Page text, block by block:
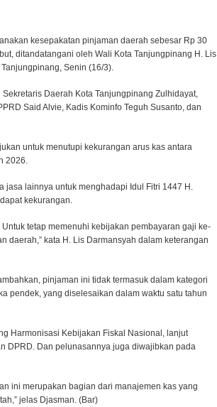
kesepakatan pinjaman daerah sebesar Rp 30
ditandatangani oleh Wali Kota Tanjungpinang H. Lis
Senin (16/3).
Daerah Kota Tanjungpinang Zulhidayat,
Said Alvie, Kadis Kominfo Teguh Susanto, dan
untuk menutupi kekurangan arus kas antara
2026.
jasa lainnya untuk menghadapi Idul Fitri 1447 H.
kekurangan.
tetap memenuhi kebijakan pembayaran gaji ke-
daerah,” kata H. Lis Darmansyah dalam keterangan
pinjaman ini tidak termasuk dalam kategori
pendek, yang diselesaikan dalam waktu satu tahun
Harmonisasi Kebijakan Fiskal Nasional, lanjut
DPRD. Dan pelunasannya juga diwajibkan pada
ini merupakan bagian dari manajemen kas yang
jelas Djasman. (Bar)